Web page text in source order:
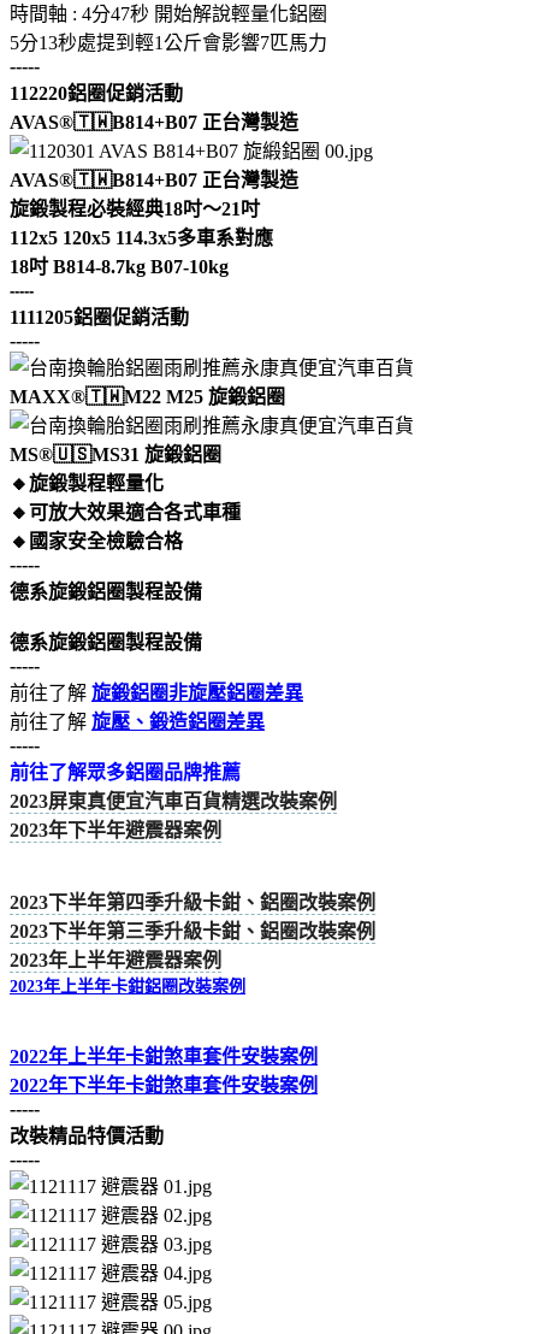
時間軸 : 4分47秒 開始解說輕量化鋁圈
5分13秒處提到輕1公斤會影響7匹馬力
-----
112220鋁圈促銷活動
AVAS®🇹🇼B814+B07 正台灣製造
AVAS®🇹🇼B814+B07 正台灣製造
旋鍛製程必裝經典18吋～21吋
112x5 120x5 114.3x5多車系對應
18吋 B814-8.7kg B07-10kg
-----
1111205鋁圈促銷活動
-----
MAXX®🇹🇼M22 M25 旋鍛鋁圈
MS®🇺🇸MS31 旋鍛鋁圈
🔸旋鍛製程輕量化
🔸可放大效果適合各式車種
🔸國家安全檢驗合格
-----
德系旋鍛鋁圈製程設備
德系旋鍛鋁圈製程設備
-----
前往了解 旋鍛鋁圈非旋壓鋁圈差異
前往了解 旋壓、鍛造鋁圈差異
-----
前往了解眾多鋁圈品牌推薦
2023屏東真便宜汽車百貨精選改裝案例
2023年下半年避震器案例
2023下半年第四季升級卡鉗、鋁圈改裝案例
2023下半年第三季升級卡鉗、鋁圈改裝案例
2023年上半年避震器案例
2023年上半年卡鉗鋁圈改裝案例
2022年上半年卡鉗煞車套件安裝案例
2022年下半年卡鉗煞車套件安裝案例
-----
改裝精品特價活動
-----